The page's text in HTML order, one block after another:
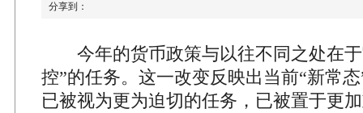
分享到：
今年的货币政策与以往不同之处在于
控”的任务。这一改变反映出当前“新常
已被视为更为迫切的任务，已被置于更